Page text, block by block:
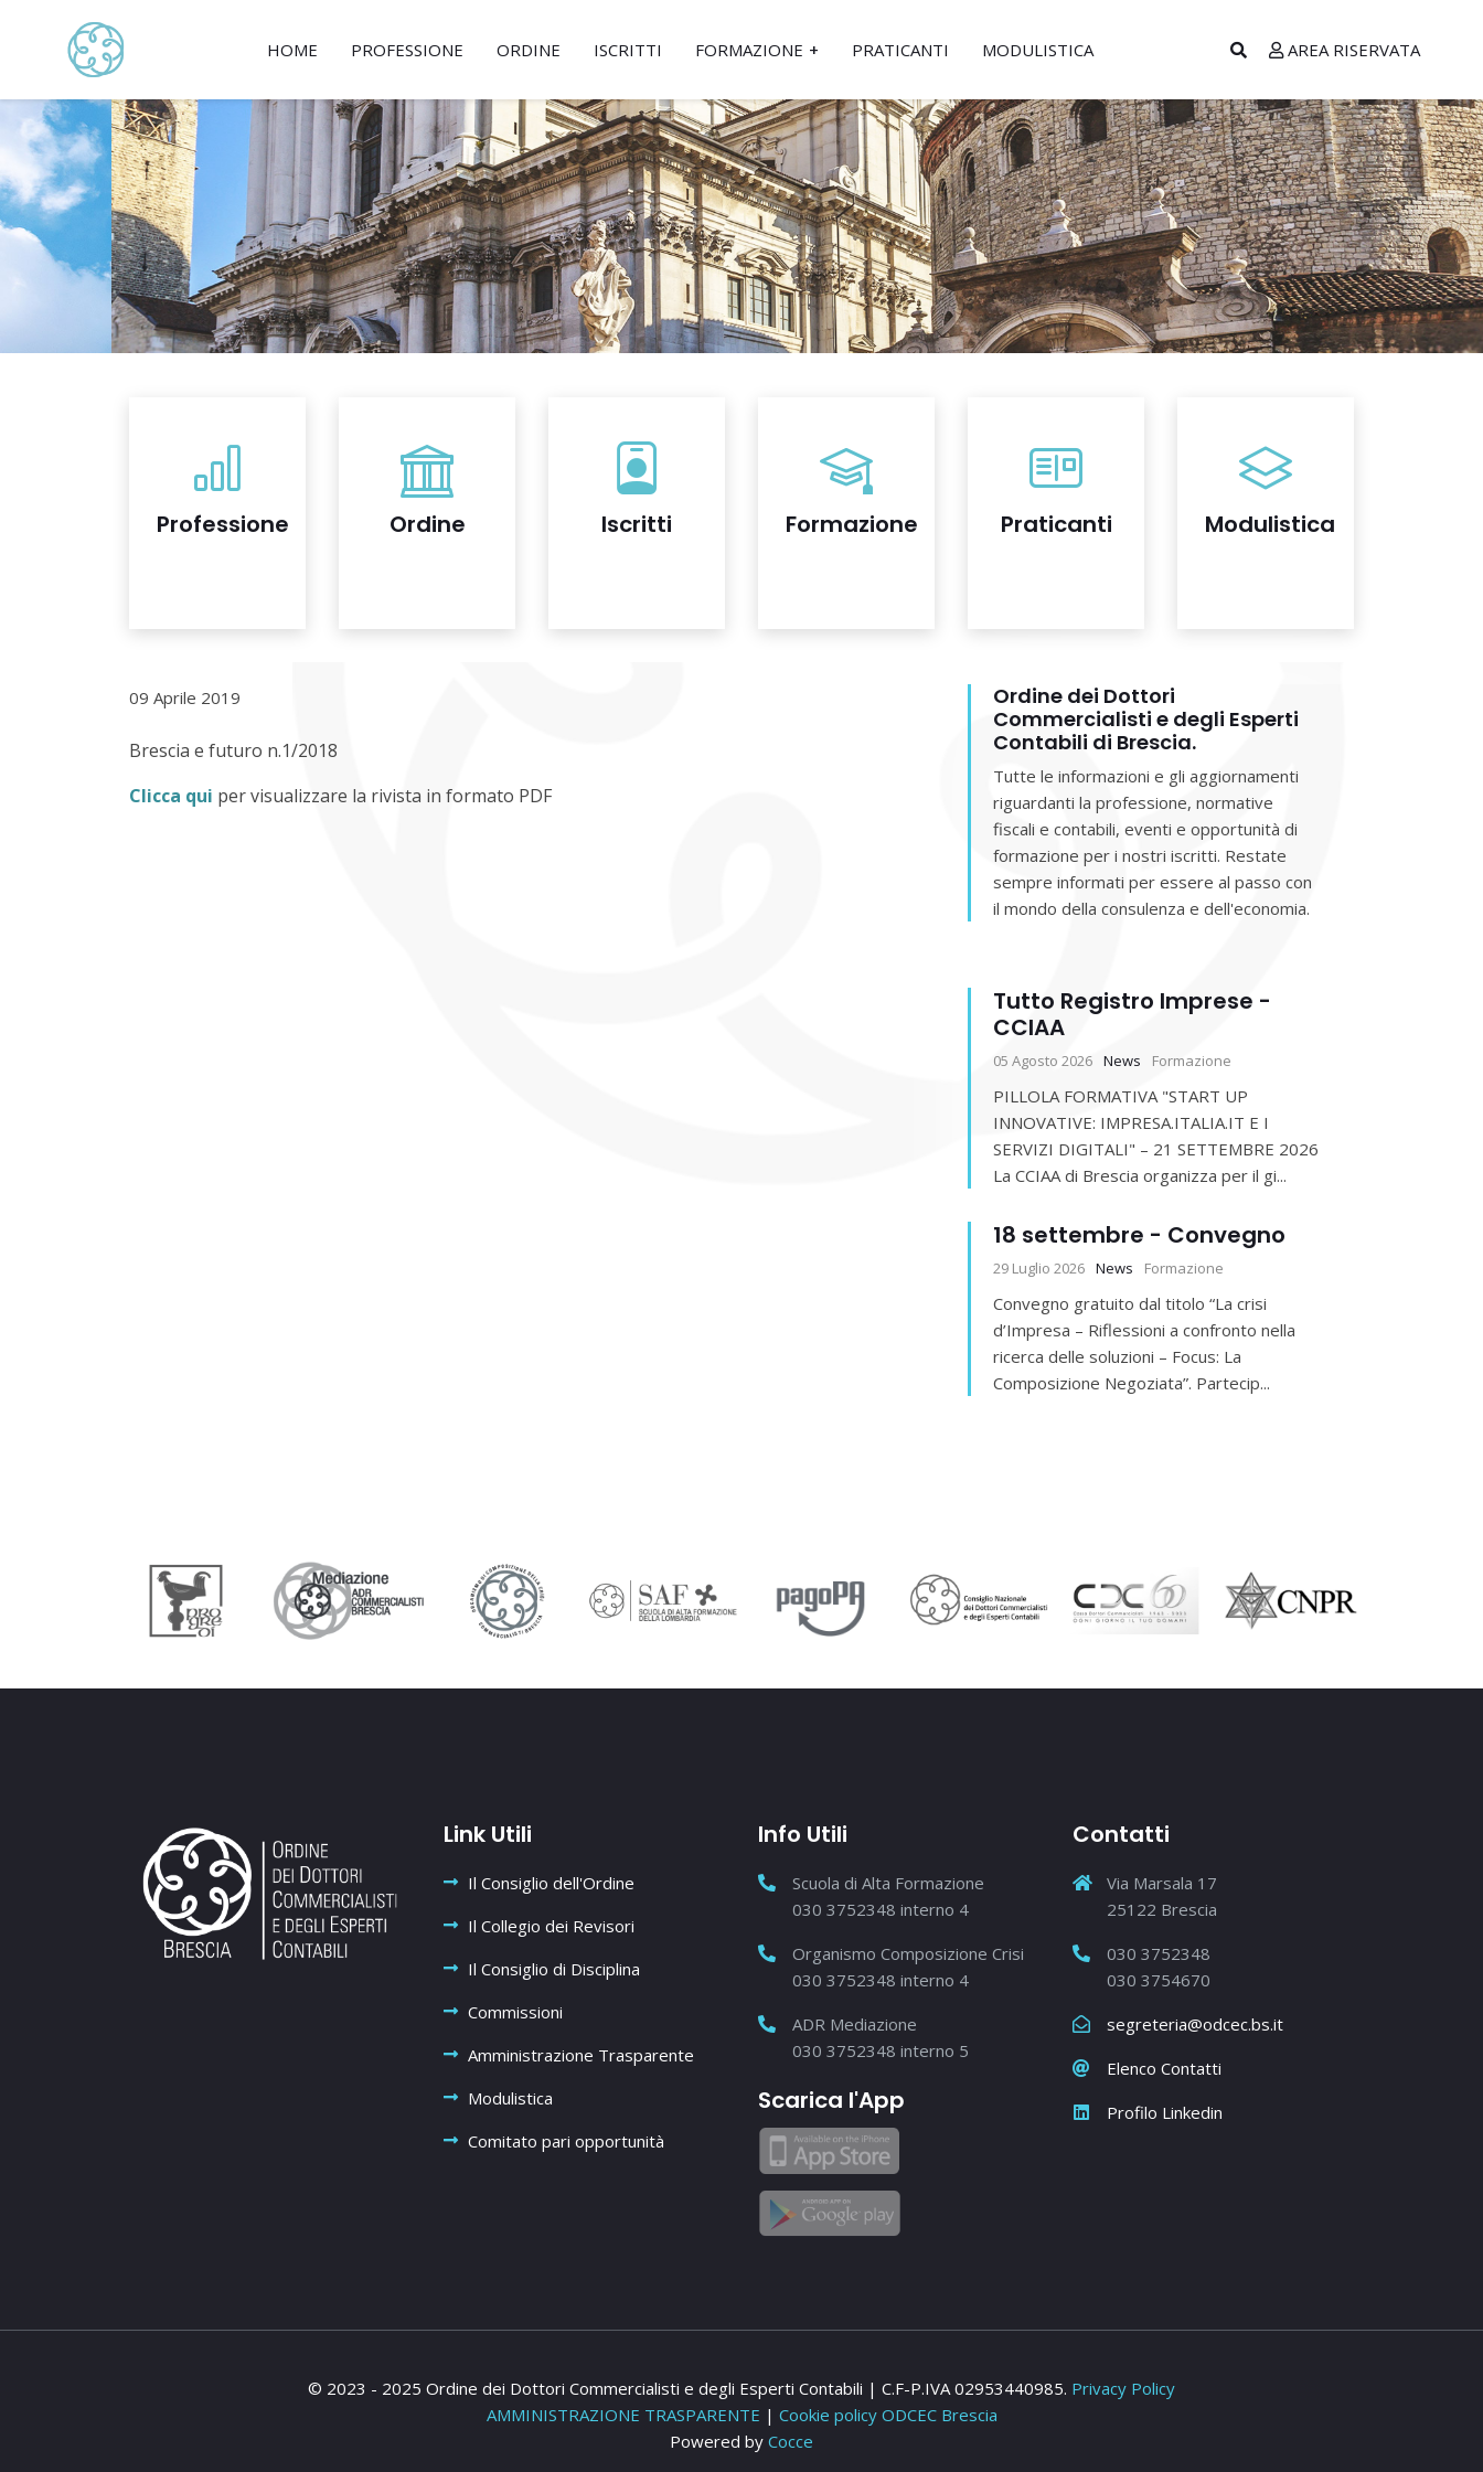
HOME PROFESSIONE ORDINE ISCRITTI FORMAZIONE PRATICANTI MODULISTICA AREA RISERVATA
Professione Ordine Iscritti Formazione Praticanti Modulistica
09 Aprile 2019
Brescia e futuro n.1/2018
Clicca qui per visualizzare la rivista in formato PDF
Ordine dei Dottori
Commercialisti e degli Esperti
Contabili di Brescia.
Tutte le informazioni e gli aggiornamenti
riguardanti la professione, normative
fiscali e contabili, eventi e opportunità di
formazione per i nostri iscritti. Restate
sempre informati per essere al passo con
il mondo della consulenza e dell'economia.
Tutto Registro Imprese -
CCIAA
05 Agosto 2026 News Formazione
PILLOLA FORMATIVA "START UP
INNOVATIVE: IMPRESA.ITALIA.IT E I
SERVIZI DIGITALI" – 21 SETTEMBRE 2026
La CCIAA di Brescia organizza per il gi...
18 settembre - Convegno
29 Luglio 2026 News Formazione
Convegno gratuito dal titolo “La crisi
d’Impresa – Riflessioni a confronto nella
ricerca delle soluzioni – Focus: La
Composizione Negoziata”. Partecip...
Link Utili
Il Consiglio dell'Ordine
Il Collegio dei Revisori
Il Consiglio di Disciplina
Commissioni
Amministrazione Trasparente
Modulistica
Comitato pari opportunità
Info Utili
Scuola di Alta Formazione
030 3752348 interno 4
Organismo Composizione Crisi
030 3752348 interno 4
ADR Mediazione
030 3752348 interno 5
Scarica l'App
Contatti
Via Marsala 17
25122 Brescia
030 3752348
030 3754670
segreteria@odcec.bs.it
Elenco Contatti
Profilo Linkedin
© 2023 - 2025 Ordine dei Dottori Commercialisti e degli Esperti Contabili | C.F-P.IVA 02953440985. Privacy Policy
AMMINISTRAZIONE TRASPARENTE | Cookie policy ODCEC Brescia
Powered by Cocce